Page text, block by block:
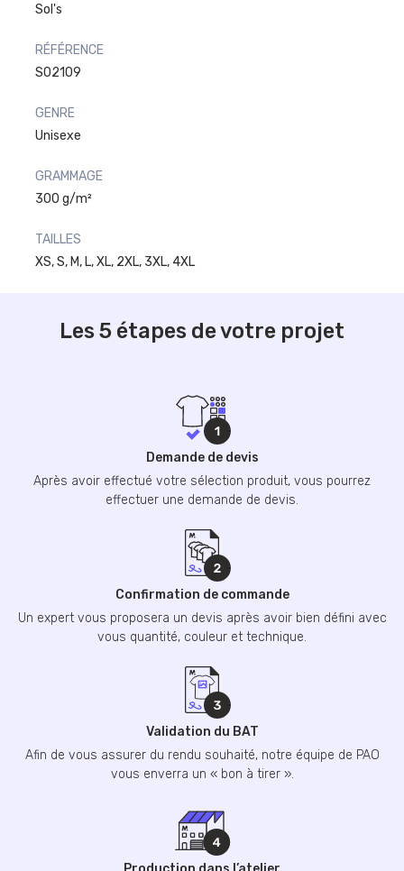
Sol's
RÉFÉRENCE
S02109
GENRE
Unisexe
GRAMMAGE
300 g/m²
TAILLES
XS, S, M, L, XL, 2XL, 3XL, 4XL
Les 5 étapes de votre projet
Demande de devis
Après avoir effectué votre sélection produit, vous pourrez
effectuer une demande de devis.
Confirmation de commande
Un expert vous proposera un devis après avoir bien défini avec
vous quantité, couleur et technique.
Validation du BAT
Afin de vous assurer du rendu souhaité, notre équipe de PAO
vous enverra un « bon à tirer ».